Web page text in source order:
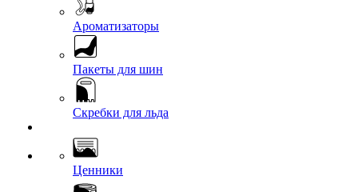
Ароматизаторы
Пакеты для шин
Скребки для льда
Ценники